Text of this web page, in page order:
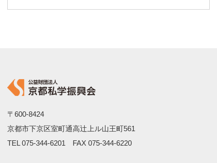
〒600-8424
京都市下京区室町通高辻上ル山王町561
TEL 075-344-6201 FAX 075-344-6220